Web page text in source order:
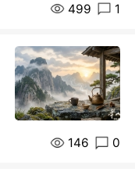
499 1
146 0